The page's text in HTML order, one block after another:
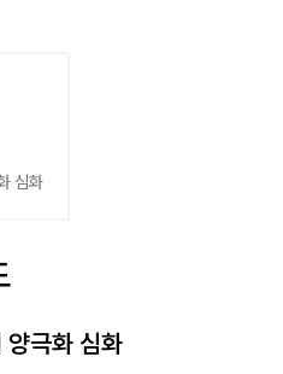
심화
양극화 심화